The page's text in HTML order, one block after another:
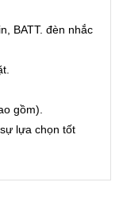
BATT. đèn nhắc
gồm).
lựa chọn tốt